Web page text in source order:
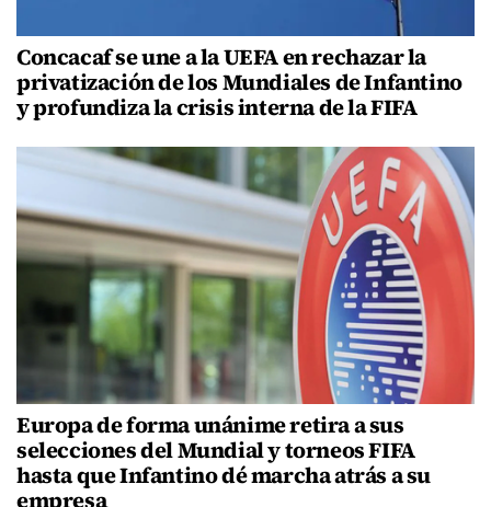
Concacaf se une a la UEFA en rechazar la
privatización de los Mundiales de Infantino
y profundiza la crisis interna de la FIFA
Europa de forma unánime retira a sus
selecciones del Mundial y torneos FIFA
hasta que Infantino dé marcha atrás a su
empresa